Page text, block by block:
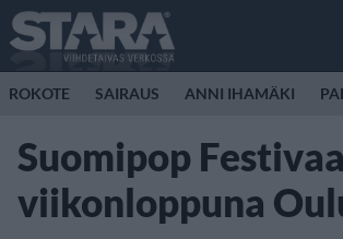
ROKOTE SAIRAUS ANNI IHAMÄKI
Suomipop
viikonloppuna